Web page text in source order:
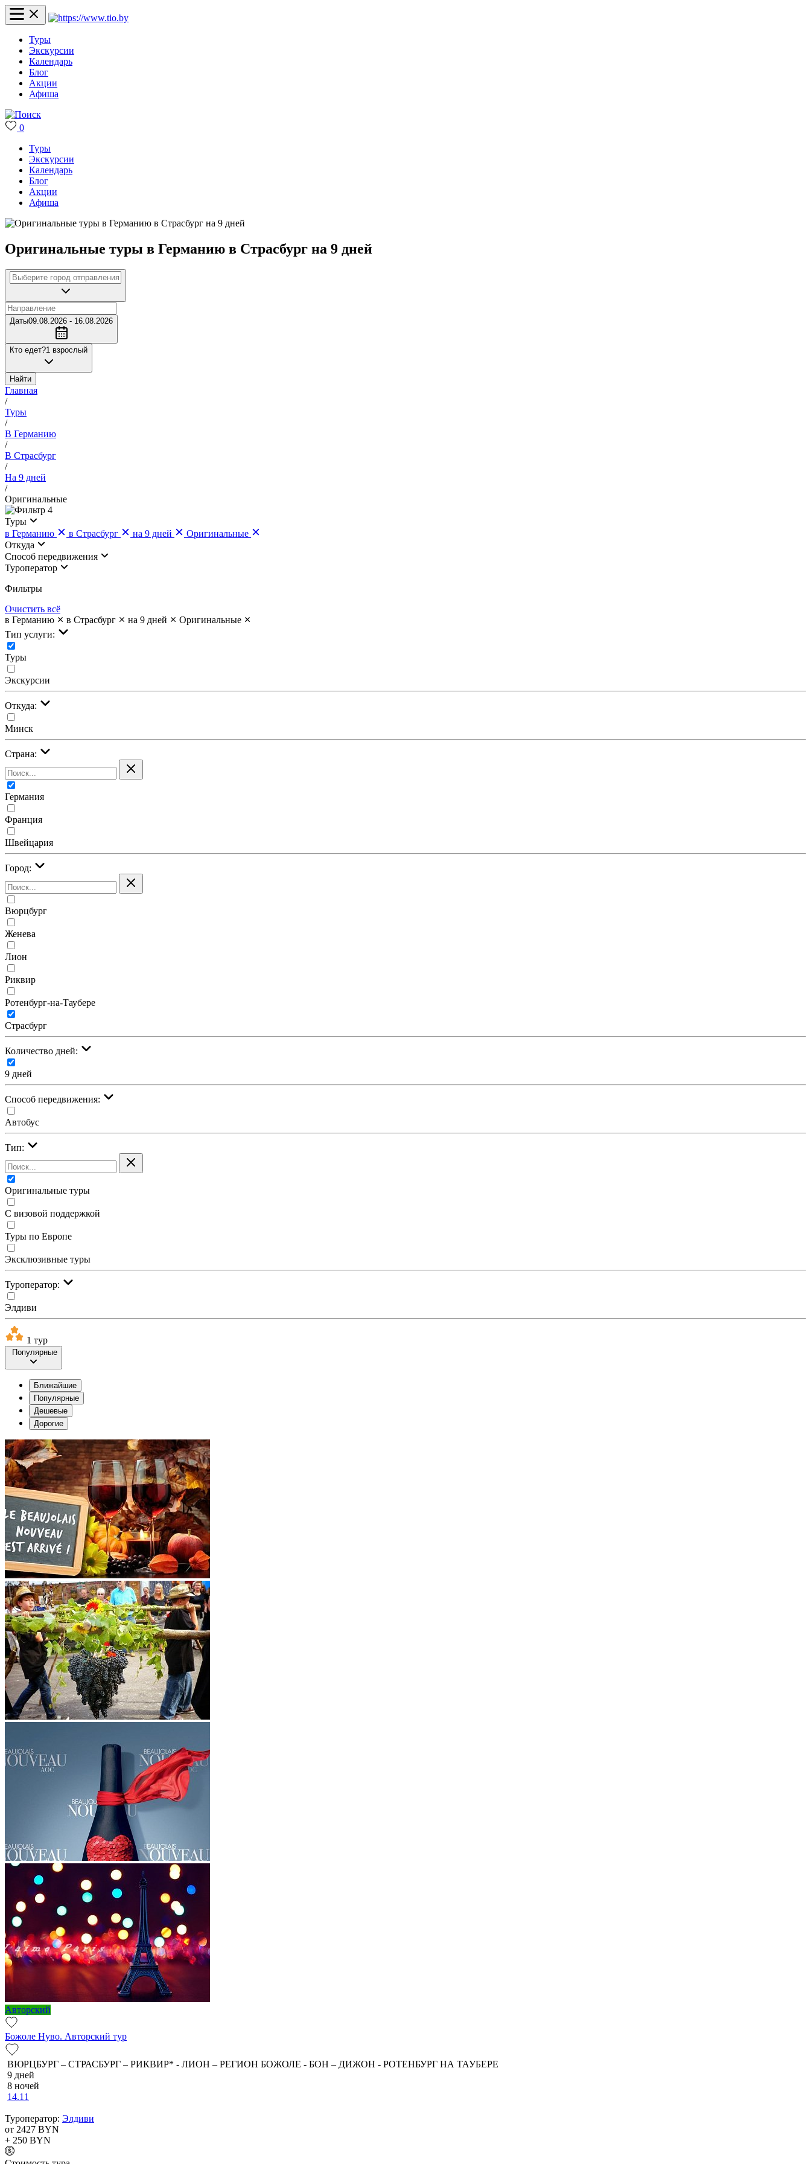
Туры
Экскурсии
Календарь
Блог
Акции
Афиша
0
Туры
Экскурсии
Календарь
Блог
Акции
Афиша
Оригинальные туры в Германию в Страсбург на 9 дней
Даты09.08.2026 - 16.08.2026
Кто едет?1 взрослый
Найти
Главная
/
Туры
/
В Германию
/
В Страсбург
/
На 9 дней
/
Оригинальные
4
Туры
в Германию
в Страсбург на 9 дней
Оригинальные
Откуда
Cпособ передвижения
Туроператор
Фильтры
Очистить всё
в Германию
в Страсбург на 9 дней
Оригинальные
Тип услуги:
Туры
Экскурсии
Откуда:
Минск
Страна:
Германия
Франция
Швейцария
Город:
Вюрцбург
Женева
Лион
Риквир
Ротенбург-на-Таубере
Страсбург
Количество дней:
9 дней
Cпособ передвижения:
Автобус
Тип:
Оригинальные туры
С визовой поддержкой
Туры по Европе
Эксклюзивные туры
Туроператор:
Элдиви
1 тур
Популярные
Ближайшие
Популярные
Дешевые
Дорогие
Авторский
Божоле Нуво. Авторский тур
ВЮРЦБУРГ – СТРАСБУРГ – РИКВИР* - ЛИОН – РЕГИОН БОЖОЛЕ - БОН – ДИЖОН - РОТЕНБУРГ НА ТАУБЕРЕ
9 дней
8 ночей
14.11
Туроператор: Элдиви
от 2427 BYN
+ 250 BYN